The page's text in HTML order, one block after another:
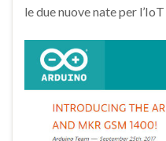
le due nuove nate per l’IoT